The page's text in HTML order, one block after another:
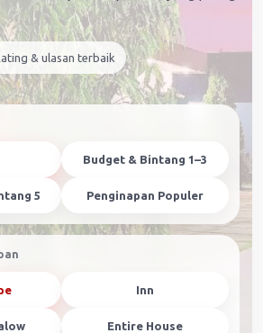
& ulasan terbaik
Budget & Bintang 1–3
5 Penginapan Populer
Inn
Entire House